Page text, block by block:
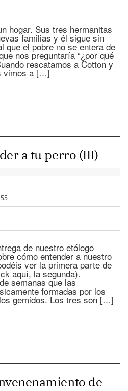
hogar. Sus tres hermanitas
familias y él sigue sin
que el pobre no se entera de
nos preguntaría “¿por qué
rescatamos a Cotton y
vimos a […]
a tu perro (III)
de nuestro etólogo
cómo entender a nuestro
ver la primera parte de
aquí, la segunda).
semanas que las
formadas por los
gemidos. Los tres son […]
de